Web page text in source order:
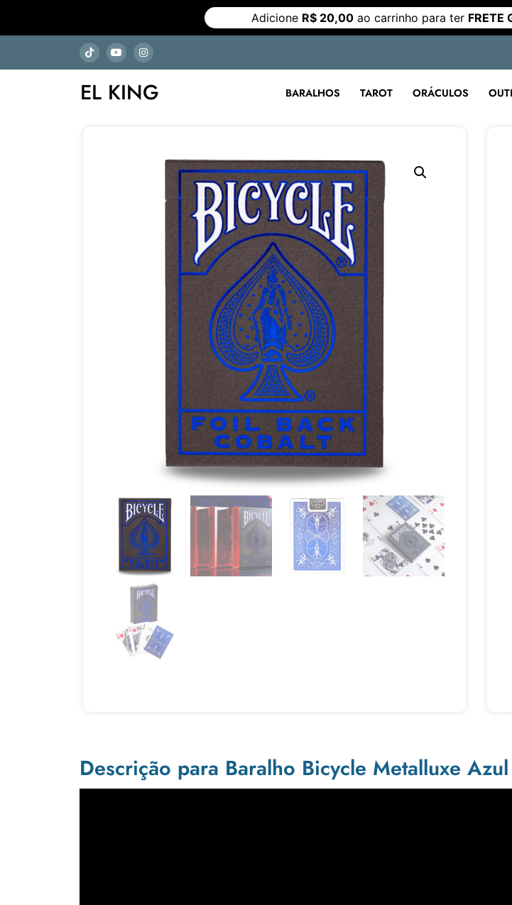
Adicione R$ 20,00ao carrinho para ter FRETE
EL KING BARALHOS TAROT ORÁCULOS
Descrição para Baralho Bicycle Metalluxe Azul